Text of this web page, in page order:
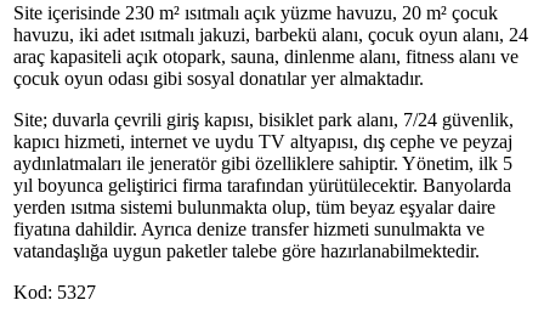
Site içerisinde 230 m² ısıtmalı açık yüzme havuzu, 20 m² çocuk
havuzu, iki adet ısıtmalı jakuzi, barbekü alanı, çocuk oyun alanı, 24
araç kapasiteli açık otopark, sauna, dinlenme alanı, fitness alanı ve
çocuk oyun odası gibi sosyal donatılar yer almaktadır.
Site; duvarla çevrili giriş kapısı, bisiklet park alanı, 7/24 güvenlik,
kapıcı hizmeti, internet ve uydu TV altyapısı, dış cephe ve peyzaj
aydınlatmaları ile jeneratör gibi özelliklere sahiptir. Yönetim, ilk 5
yıl boyunca geliştirici firma tarafından yürütülecektir. Banyolarda
yerden ısıtma sistemi bulunmakta olup, tüm beyaz eşyalar daire
fiyatına dahildir. Ayrıca denize transfer hizmeti sunulmakta ve
vatandaşlığa uygun paketler talebe göre hazırlanabilmektedir.
Kod: 5327